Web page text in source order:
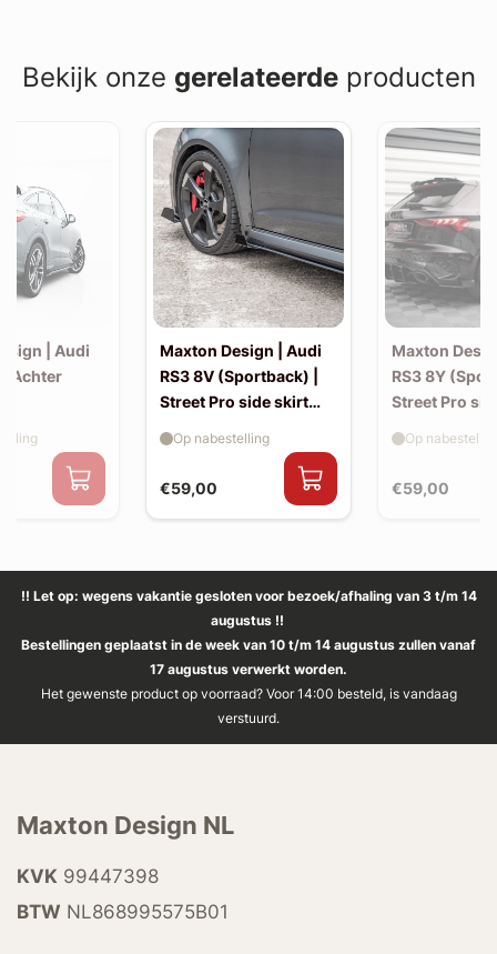
Bekijk onze gerelateerdeproducten
| Audi
| Achter
Maxton Design | Audi
RS3 8V (Sportback) |
Street Pro side skirt
€59,00
Op nabestelling
Maxton
RS3 8Y
Street Pro
€59,00
Op
!! Let op: wegens vakantie gesloten voor bezoek/afhaling van 3 t/m 14
augustus !!
Bestellingen geplaatst in de week van 10 t/m 14 augustus zullen vanaf
17 augustus verwerkt worden.
Het gewenste product op voorraad? Voor 14:00 besteld, is vandaag
verstuurd.
Maxton Design NL
KVK 99447398
BTW NL868995575B01